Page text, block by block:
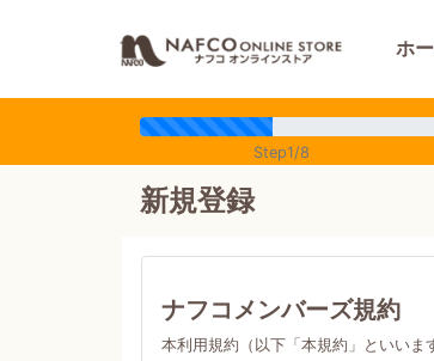
ホ
Step1/8
新規登録
ナフコメンバーズ規約
本利用規約（以下「本規約」といいま